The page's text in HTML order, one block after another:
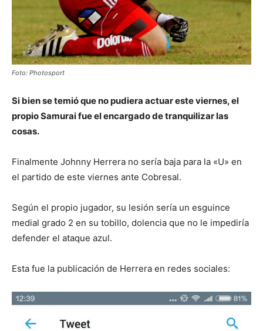
Foto: Photosport
Si bien se temió que no pudiera actuar este viernes, el
propio Samurai fue el encargado de tranquilizar las
cosas.
Finalmente Johnny Herrera no sería baja para la «U» en
el partido de este viernes ante Cobresal.
Según el propio jugador, su lesión sería un esguince
medial grado 2 en su tobillo, dolencia que no le impediría
defender el ataque azul.
Esta fue la publicación de Herrera en redes sociales: